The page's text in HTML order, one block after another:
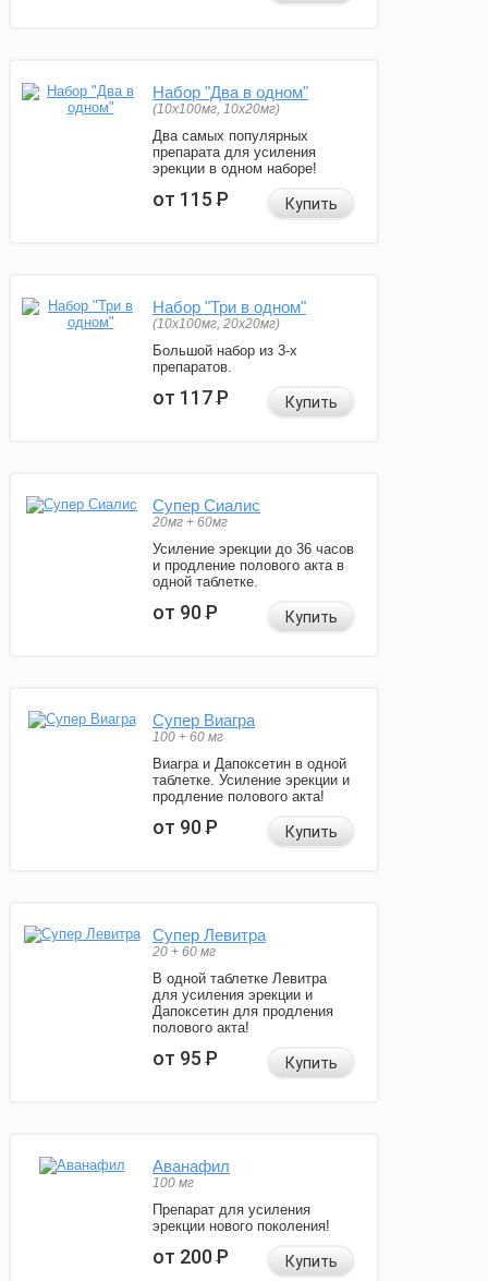
Набор "Два в одном"
(10x100мг, 10x20мг)
Два самых популярных
препарата для усиления
эрекции в одном наборе!
от 115Р Купить
Набор "Три в одном"
(10x100мг, 20x20мг)
Большой набор из 3-х
препаратов.
от 117Р Купить
Супер Сиалис
20мг + 60мг
Усиление эрекции до 36 часов
и продление полового акта в
одной таблетке.
от 90Р Купить
Супер Виагра
100 + 60 мг
Виагра и Дапоксетин в одной
таблетке. Усиление эрекции и
продление полового акта!
от 90Р Купить
Супер Левитра
20 + 60 мг
В одной таблетке Левитра
для усиления эрекции и
Дапоксетин для продления
полового акта!
от 95Р Купить
Аванафил
100 мг
Препарат для усиления
эрекции нового поколения!
от 200Р Купить